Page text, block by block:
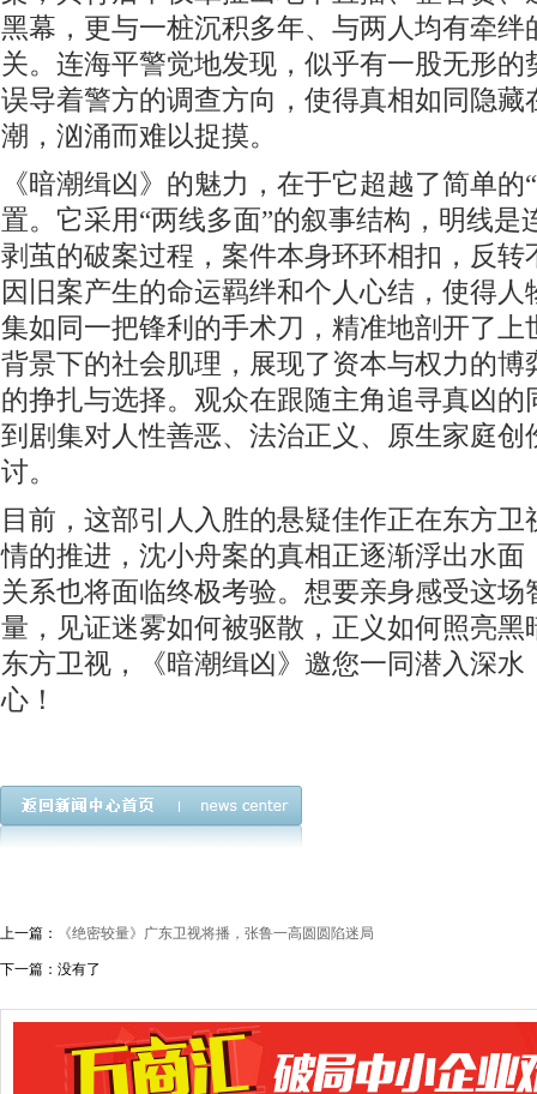
黑幕，更与一桩沉积多年、与两人均有牵绊
关。连海平警觉地发现，似乎有一股无形的
误导着警方的调查方向，使得真相如同隐藏
潮，汹涌而难以捉摸。
《暗潮缉凶》的魅力，在于它超越了简单的
置。它采用“两线多面”的叙事结构，明线是
剥茧的破案过程，案件本身环环相扣，反转
因旧案产生的命运羁绊和个人心结，使得
集如同一把锋利的手术刀，精准地剖开了上
背景下的社会肌理，展现了资本与权力的博
的挣扎与选择。观众在跟随主角追寻真凶的
到剧集对人性善恶、法治正义、原生家庭创
讨。
目前，这部引人入胜的悬疑佳作正在东方
情的推进，沈小舟案的真相正逐渐浮出水面
关系也将面临终极考验。想要亲身感受这场
量，见证迷雾如何被驱散，正义如何照亮黑
东方卫视，《暗潮缉凶》邀您一同潜入深水
心！
上一篇： 《绝密较量》广东卫视将播，张鲁一高圆圆陷迷局
下一篇：没有了